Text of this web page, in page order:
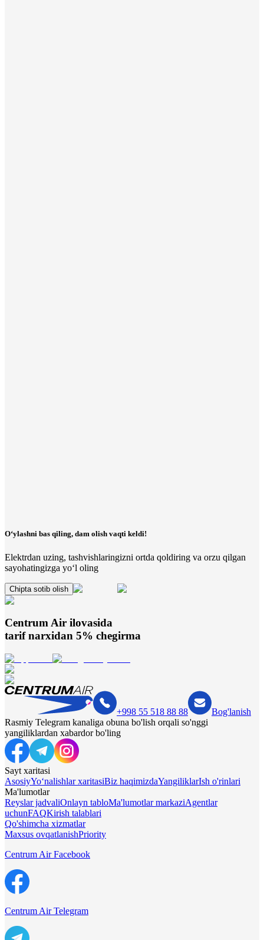
O‘ylashni bas qiling, dam olish vaqti keldi!
Elektrdan uzing, tashvishlaringizni ortda qoldiring va orzu qilgan
sayohatingizga yo‘l oling
Chipta sotib olish
Centrum Air ilovasida
tarif narxidan 5% chegirma
+998 55 518 88 88
Bog'lanish
Rasmiy Telegram kanaliga obuna bo'lish orqali so'nggi
yangiliklardan xabardor bo'ling
Sayt xaritasi
AsosiyYo‘nalishlar xaritasiBiz haqimizdaYangiliklarIsh o'rinlari
Ma'lumotlar
Reyslar jadvaliOnlayn tabloMa'lumotlar markaziAgentlar
uchunFAQKirish talablari
Qo'shimcha xizmatlar
Maxsus ovqatlanishPriority
Centrum Air Facebook
Centrum Air Telegram